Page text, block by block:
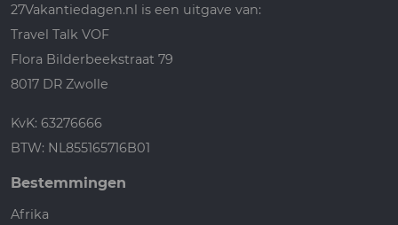
27Vakantiedagen.nl is een uitgave van:
Travel Talk VOF
Flora Bilderbeekstraat 79
8017 DR Zwolle
KvK: 63276666
BTW: NL855165716B01
Bestemmingen
Afrika